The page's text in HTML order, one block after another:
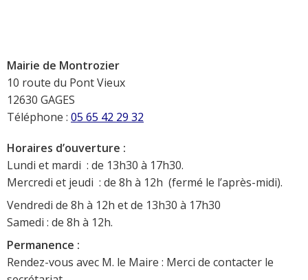
Mairie de Montrozier
10 route du Pont Vieux
12630 GAGES
Téléphone : 05 65 42 29 32
Horaires d’ouverture :
Lundi et mardi : de 13h30 à 17h30.
Mercredi et jeudi : de 8h à 12h (fermé le l’après-midi).
Vendredi de 8h à 12h et de 13h30 à 17h30
Samedi : de 8h à 12h.
Permanence :
Rendez-vous avec M. le Maire : Merci de contacter le